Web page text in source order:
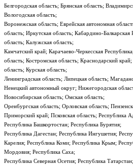
Белгородская область; Брянская область;
Вологодская область;
Воронежская область; Еврейская автономная
область; Иркутская область; Кабардино-Балкарская
область; Калужская область;
Камчатский край; Карачаево-Черкесская
область; Костромская область; Краснодарский
область; Курская область;
Ленинградская область; Липецкая область;
Ненецкий автономный округ; Нижегородская
Новосибирская область; Омская область;
Оренбургская область; Орловская область;
Приморский край; Псковская область; Республика
Республика Башкортостан; Республика Бурятия;
Республика Дагестан; Республика Ингушетия;
Карелия; Республика Коми; Республика Крым;
Мордовия; Республика Саха;
Республика Северная Осетия; Республика